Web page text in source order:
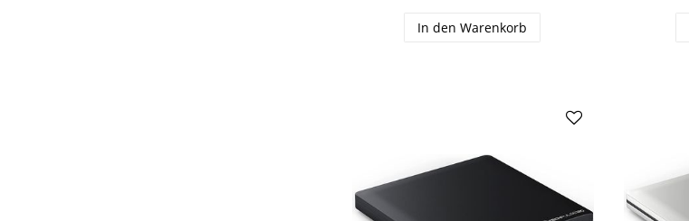
In den Warenkorb